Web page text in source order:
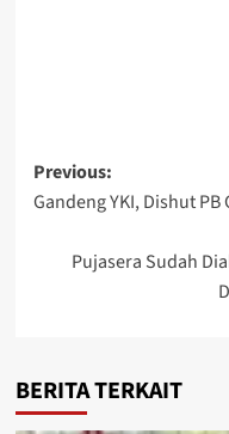
Post
navigation
Previous:
Gandeng YKI, Dishut PB
Pujasera Sudah
BERITA TERKAIT